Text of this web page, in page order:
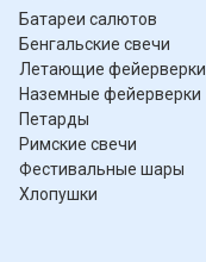
Батареи салютов
Бенгальские свечи
Летающие фейерверки
Наземные фейерверки
Петарды
Римские свечи
Фестивальные шары
Хлопушки